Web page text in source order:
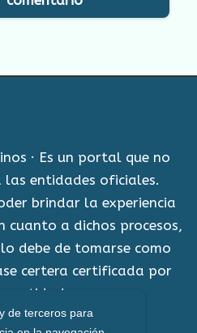
· Es un portal que no
entidades oficiales.
brindar la experiencia
cuanto a dichos procesos,
debe de tomarse como
certera certificada por
entidad.
Legal
de terceros para